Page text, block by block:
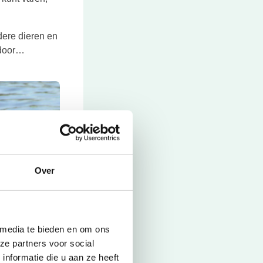
Over
te bieden en om ons
partners voor social
die u aan ze heeft
nieuwe tab
dieren en